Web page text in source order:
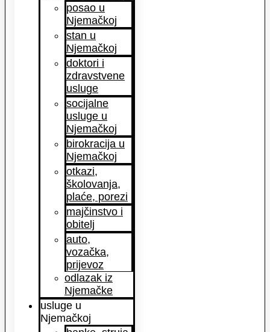
posao u
Njemačkoj
stan u
Njemačkoj
doktori i
zdravstvene
usluge
socijalne
usluge u
Njemačkoj
birokracija u
Njemačkoj
otkazi,
školovanja,
plaće, porezi
majčinstvo i
obitelj
auto,
vozačka,
prijevoz
odlazak iz
Njemačke
usluge u
Njemačkoj